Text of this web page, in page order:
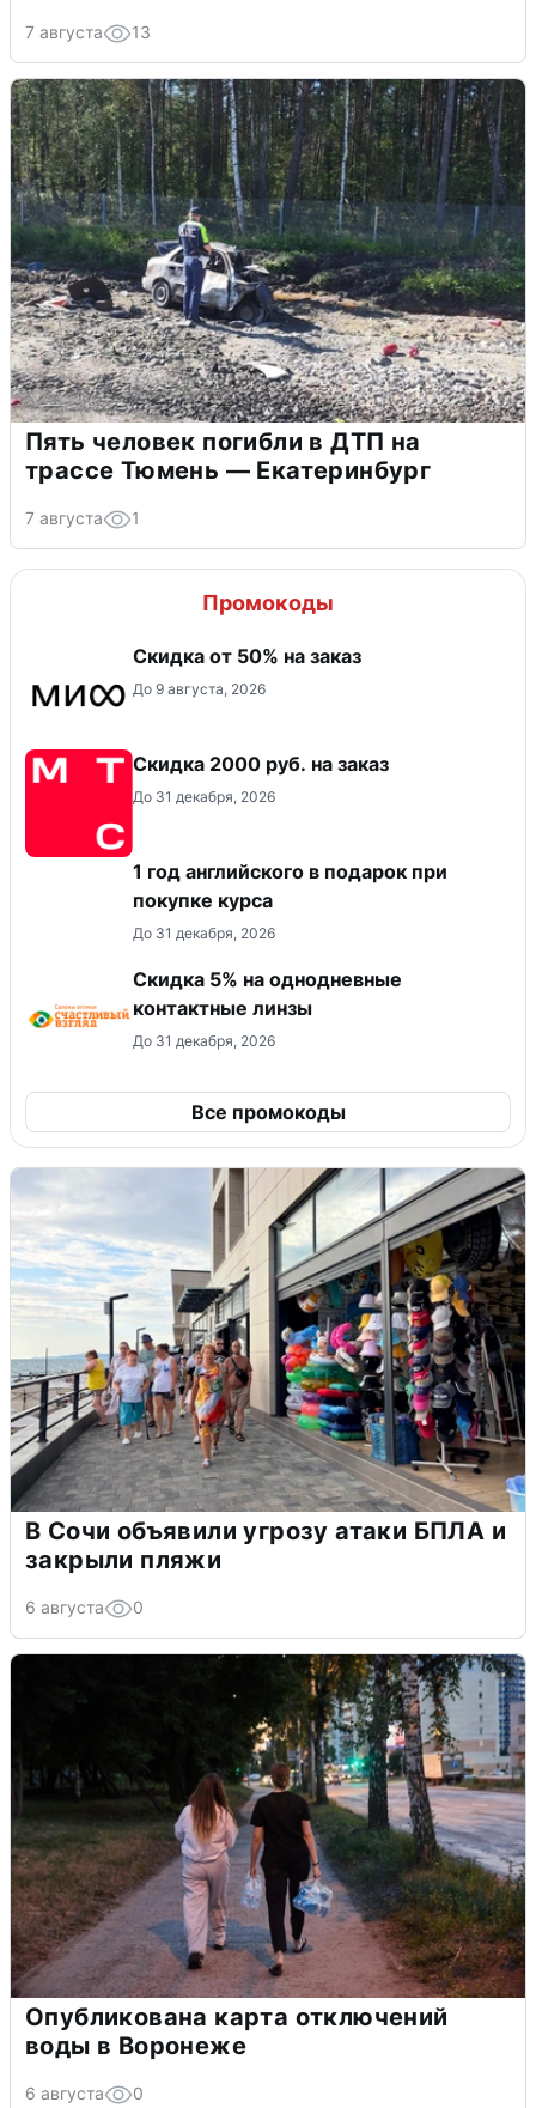
7 августа 13
Пять человек погибли в ДТП на
трассе Тюмень — Екатеринбург
7 августа 1
Промокоды
Скидка от 50% на заказ
До 9 августа, 2026
Скидка 2000 руб. на заказ
До 31 декабря, 2026
1 год английского в подарок при
покупке курса
До 31 декабря, 2026
Скидка 5% на однодневные
контактные линзы
До 31 декабря, 2026
Все промокоды
В Сочи объявили угрозу атаки БПЛА и
закрыли пляжи
6 августа 0
Опубликована карта отключений
воды в Воронеже
6 августа 0